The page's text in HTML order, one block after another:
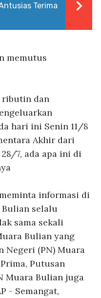
Terima
memutus
ributin dan
hari ini Senin 11/8
Akhir dari
7, ada apa ini di
informasi di
selalu
sama sekali
Bulian yang
Negeri (PN) Muara
Putusan
Muara Bulian juga
- Semangat,